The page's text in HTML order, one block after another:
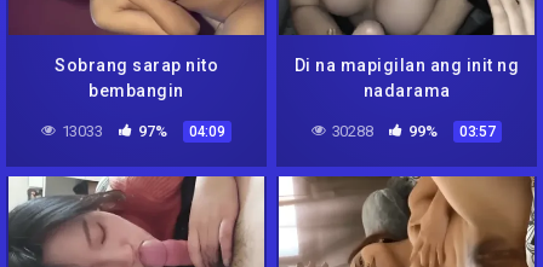
Sobrang sarap nito
bembangin
13033 97% 04:09
Di na mapigilan ang init ng
nadarama
30288 99% 03:57